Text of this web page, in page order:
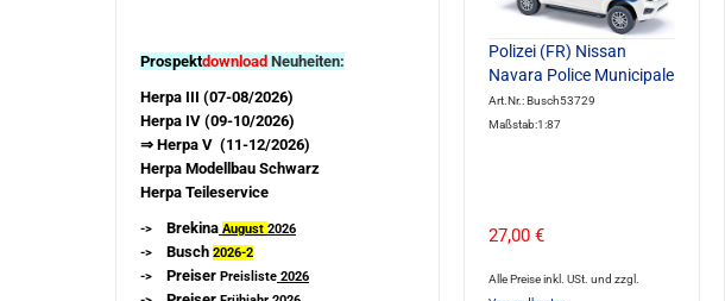
Polizei (FR) Nissan
Navara Police Municipale
Art.Nr.: Busch53729
Maßstab:1:87
27,00 €
Alle Preise inkl. USt. und zzgl.
Prospektdownload Neuheiten:
Herpa III (07-08/2026)
Herpa IV (09-10/2026)
⇒ Herpa V (11-12/2026)
Herpa Modellbau Schwarz
Herpa Teileservice
-> Brekina August 2026
-> Busch 2026-2
-> Preiser Preisliste 2026